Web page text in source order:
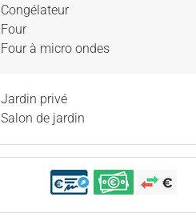
Congélateur
Four
Four à micro ondes
Jardin privé
Salon de jardin